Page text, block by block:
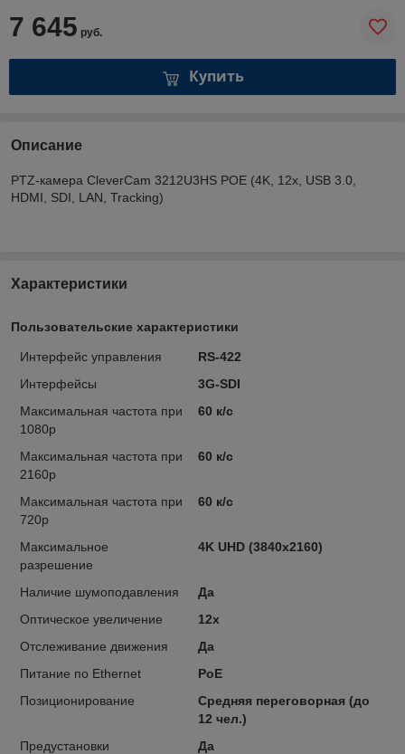
7 645 руб.
Купить
Описание
PTZ-камера CleverCam 3212U3HS POE (4K, 12x, USB 3.0,
HDMI, SDI, LAN, Tracking)
Характеристики
Пользовательские характеристики
Интерфейс управления
RS-422
Интерфейсы
3G-SDI
Максимальная частота при
1080p
60 к/с
Максимальная частота при
2160p
60 к/с
Максимальная частота при
720p
60 к/с
Максимальное
разрешение
4K UHD (3840x2160)
Наличие шумоподавления
Да
Оптическое увеличение
12x
Отслеживание движения
Да
Питание по Ethernet
PoE
Позиционирование
Средняя переговорная (до
12 чел.)
Предустановки
Да